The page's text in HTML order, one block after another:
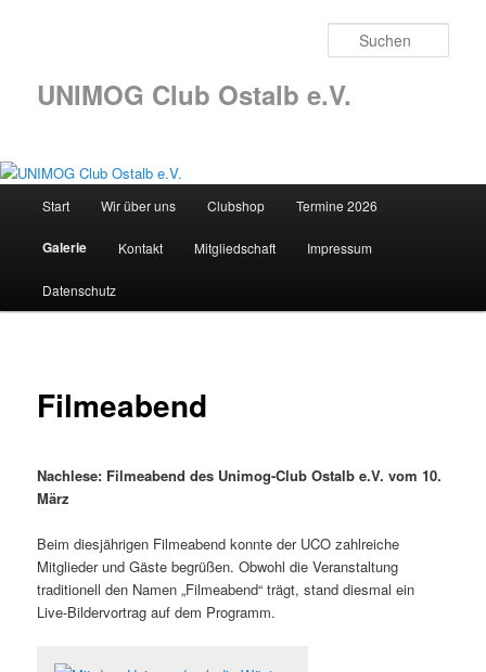
UNIMOG Club Ostalb e.V.
Zum
Inhalt
wechseln
Start Wir über uns Clubshop Termine 2026
Galerie Kontakt Mitgliedschaft Impressum
Datenschutz
Filmeabend
Nachlese: Filmeabend des Unimog-Club Ostalb e.V. vom 10.
März
Beim diesjährigen Filmeabend konnte der UCO zahlreiche
Mitglieder und Gäste begrüßen. Obwohl die Veranstaltung
traditionell den Namen „Filmeabend“ trägt, stand diesmal ein
Live-Bildervortrag auf dem Programm.